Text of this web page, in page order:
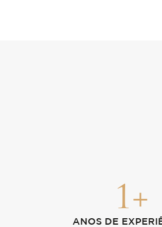
ANOS DE
1+